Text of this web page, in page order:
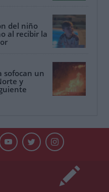
del niño
al recibir la
sofocan un
y